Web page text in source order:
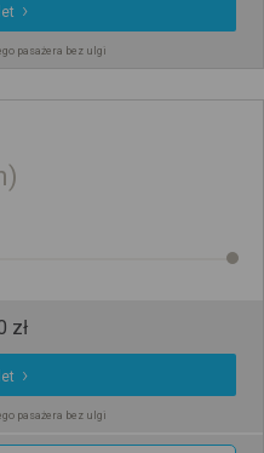
pasażera bez ulgi
zł
pasażera bez ulgi